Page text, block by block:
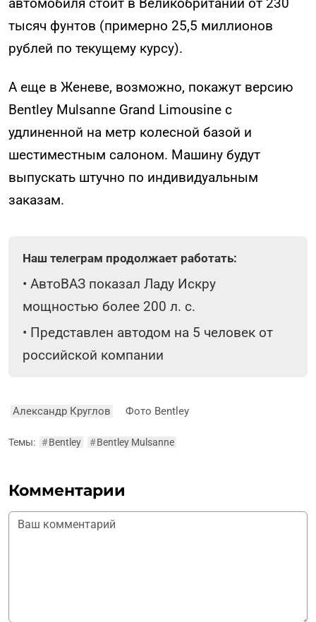
автомобиля стоит в Великобритании от 230
тысяч фунтов (примерно 25,5 миллионов
рублей по текущему курсу).
А еще в Женеве, возможно, покажут версию
Bentley Mulsanne Grand Limousine с
удлиненной на метр колесной базой и
шестиместным салоном. Машину будут
выпускать штучно по индивидуальным
заказам.
Наш телеграм продолжает работать:
• АвтоВАЗ показал Ладу Искру
мощностью более 200 л. с.
• Представлен автодом на 5 человек от
российской компании
Александр Круглов Фото Bentley
Темы: #Bentley #Bentley Mulsanne
Комментарии